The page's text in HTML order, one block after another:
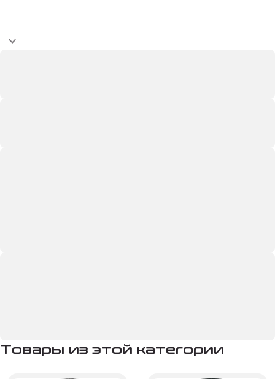
Товары из этой категории